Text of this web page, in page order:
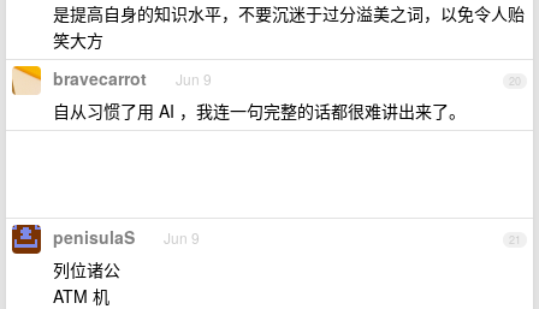
是提高自身的知识水平，不要沉迷于过分溢美之词，以免令人贻
笑大方
20
bravecarrot Jun 9
自从习惯了用 AI ，我连一句完整的话都很难讲出来了。
21
penisulaS Jun 9
列位诸公
ATM 机